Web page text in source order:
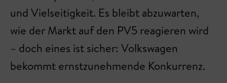
und Vielseitigkeit. Es bleibt abzuwarten,
wie der Markt auf den PV5 reagieren wird
– doch eines ist sicher: Volkswagen
bekommt ernstzunehmende Konkurrenz.